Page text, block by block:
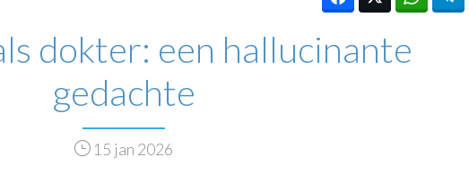
dokter: een hallucinante
gedachte
15 jan 2026